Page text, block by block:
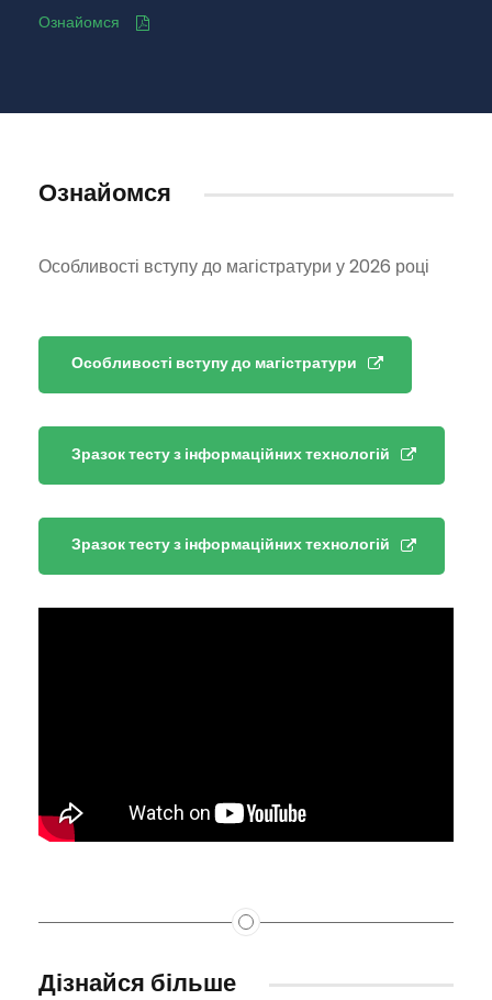
Ознайомся
Ознайомся
Особливості вступу до магістратури у 2026 році
Особливості вступу до магістратури
Зразок тесту з інформаційних технологій
Зразок тесту з інформаційних технологій
Дізнайся більше